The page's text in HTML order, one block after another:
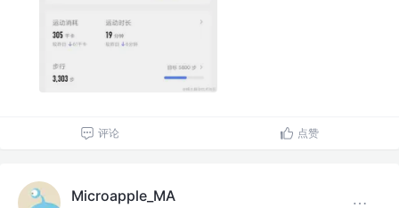
评论 点赞
Microapple_MA